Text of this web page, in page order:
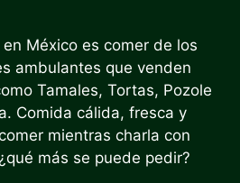
México es comer de los
ambulantes que venden
Tamales, Tortas, Pozole
Comida cálida, fresca y
mientras charla con
más se puede pedir?